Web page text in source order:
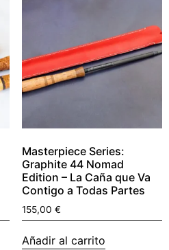
Masterpiece Series:
Graphite 44 Nomad
Edition – La Caña que Va
Contigo a Todas Partes
155,00 €
Añadir al carrito